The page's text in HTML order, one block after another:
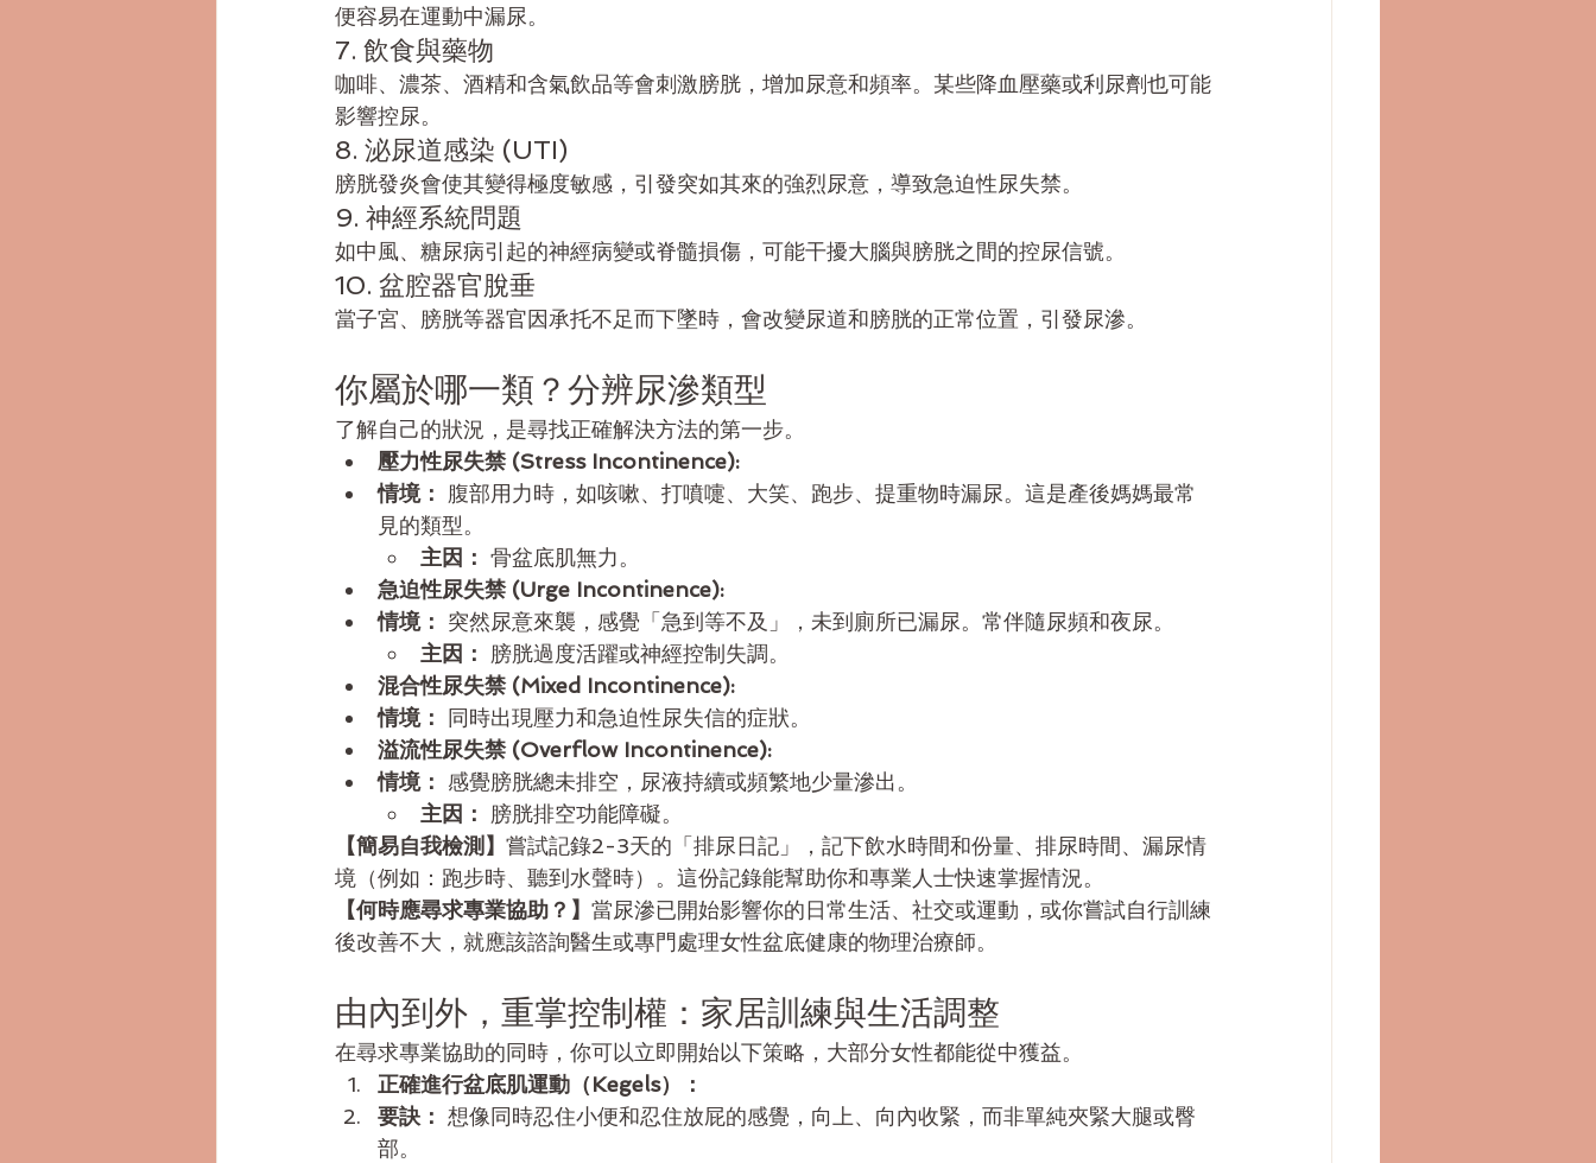
便容易在運動中漏尿。
7. 飲食與藥物
咖啡、濃茶、酒精和含氣飲品等會刺激膀胱，增加尿意和頻率。某些降血壓藥或利尿劑也可能
影響控尿。
8. 泌尿道感染 (UTI)
膀胱發炎會使其變得極度敏感，引發突如其來的強烈尿意，導致急迫性尿失禁。
9. 神經系統問題
如中風、糖尿病引起的神經病變或脊髓損傷，可能干擾大腦與膀胱之間的控尿信號。
10. 盆腔器官脫垂
當子宮、膀胱等器官因承托不足而下墜時，會改變尿道和膀胱的正常位置，引發尿滲。
你屬於哪一類？分辨尿滲類型
了解自己的狀況，是尋找正確解決方法的第一步。
壓力性尿失禁 (Stress Incontinence):
情境：
腹部用力時，如咳嗽、打噴嚏、大笑、跑步、提重物時漏尿。這是產後媽媽最常
見的類型。
主因： 骨盆底肌無力。
急迫性尿失禁 (Urge Incontinence):
情境：
突然尿意來襲，感覺「急到等不及」，未到廁所已漏尿。常伴隨尿頻和夜尿。
主因：
膀胱過度活躍或神經控制失調。
混合性尿失禁 (Mixed Incontinence):
情境：
同時出現壓力和急迫性尿失信的症狀。
溢流性尿失禁 (Overflow Incontinence):
情境：
感覺膀胱總未排空，尿液持續或頻繁地少量滲出。
主因：
膀胱排空功能障礙。
【簡易自我檢測】 嘗試記錄2-3天的「排尿日記」，記下飲水時間和份量、排尿時間、漏尿情
境（例如：跑步時、聽到水聲時）。這份記錄能幫助你和專業人士快速掌握情況。
【何時應尋求專業協助？】 當尿滲已開始影響你的日常生活、社交或運動，或你嘗試自行訓練
後改善不大，就應該諮詢醫生或專門處理女性盆底健康的物理治療師。
由內到外，重掌控制權：家居訓練與生活調整
在尋求專業協助的同時，你可以立即開始以下策略，大部分女性都能從中獲益。
正確進行盆底肌運動（Kegels）：
要訣： 想像同時忍住小便和忍住放屁的感覺，向上、向內收緊，而非單純夾緊大腿或臀
部。